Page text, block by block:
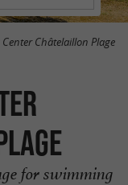
Châtelaillon Plage
for swimming